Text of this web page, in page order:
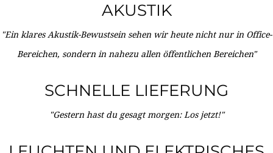
AKUSTIK
"Ein klares Akustik-Bewustsein sehen wir heute nicht nur in Office-
Bereichen, sondern in nahezu allen öffentlichen Bereichen"
SCHNELLE LIEFERUNG
"Gestern hast du gesagt morgen: Los jetzt!"